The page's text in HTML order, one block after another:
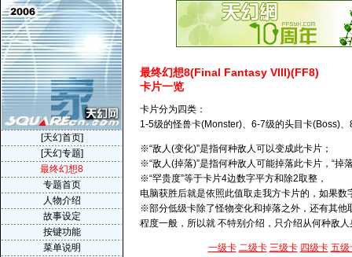
最终幻想8(Final Fantasy VIII)(FF8)
卡片一览
卡片分为四类：
1-5级的怪兽卡(Monster)、6-7级的头目卡(Boss)
※“敌人(变化)”是指何种敌人可以变成此卡片；
※“敌人(掉落)”是指何种敌人可能掉落此卡片，“掉
※“罕贵度”等于卡片4边数字平方和除2取整，
电脑获胜后就是依照此值取走我方卡片的，如果数
※部分低级卡除了怪物变化和掉落之外，还有其
程度一般，所以就 不特别介绍，只介绍从何种敌
一级卡 二级卡 三级卡 四级卡 五级
[天幻首页]
[天幻专题]
最终幻想8
专题首页
人物介绍
故事设定
按键功能
菜单说明